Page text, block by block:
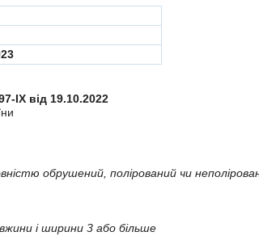
IX від 19.10.2022
- - - - -iз спiввiдношенням довжини i ширини 3 або бiльше